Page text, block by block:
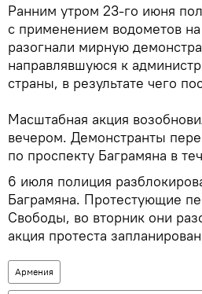
Ранним утром 23-го июня
с применением водометов
разогнали мирную
направлявшуюся к
страны, в результате чего
Масштабная акция
вечером. Демонстранты
по проспекту Баграмяна в
6 июля полиция
Баграмяна. Протестующие
Свободы, во вторник они
акция протеста
Армения